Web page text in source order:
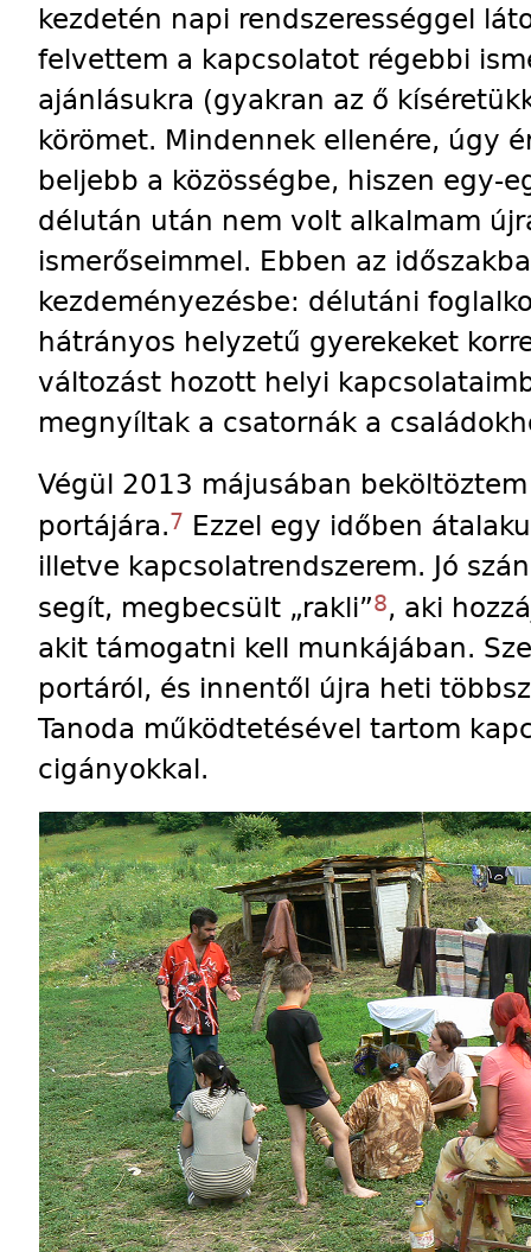
kezdetén napi rendszerességgel
felvettem a kapcsolatot régebbi
ajánlásukra (gyakran az ő
körömet. Mindennek ellenére, úgy
beljebb a közösségbe, hiszen egy-
délután után nem volt alkalmam
ismerőseimmel. Ebben az
kezdeményezésbe: délutáni
hátrányos helyzetű gyerekeket
változást hozott helyi
megnyíltak a csatornák a
Végül 2013 májusában
portájára.7 Ezzel egy időben
illetve kapcsolatrendszerem. Jó
segít, megbecsült „rakli”8, aki
akit támogatni kell munkájában.
portáról, és innentől újra heti
Tanoda működtetésével tartom
cigányokkal.